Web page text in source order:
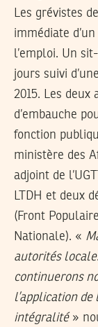
Les grévistes
immédiate
l’emploi. Un
jours suivi
2015. Les deux
d’embauche
fonction
ministère des
adjoint de
LTDH et deux
(Front
Nationale). «
autorités
continuerons
l’application de
intégralité»